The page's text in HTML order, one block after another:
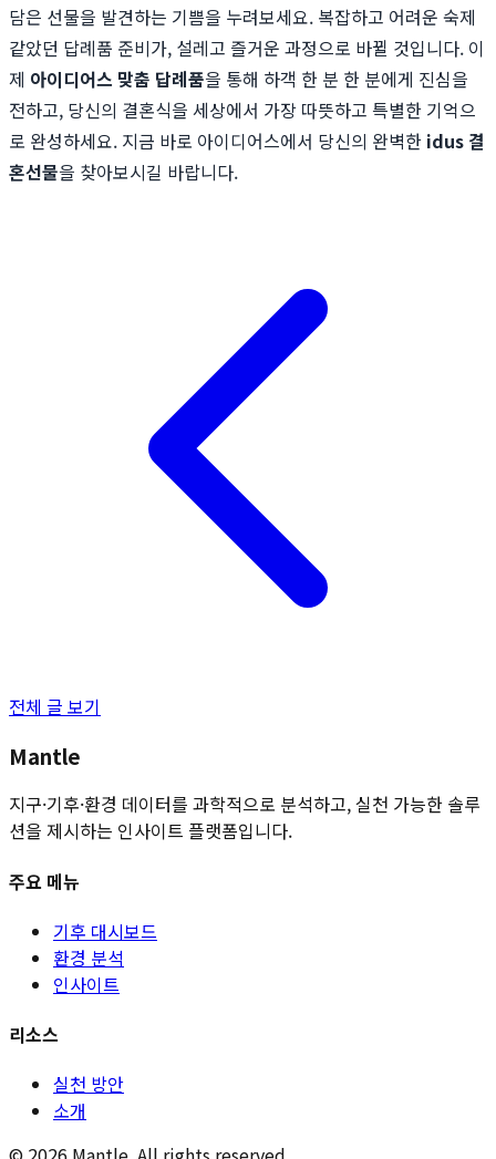
담은 선물을 발견하는 기쁨을 누려보세요. 복잡하고 어려운 숙제
같았던 답례품 준비가, 설레고 즐거운 과정으로 바뀔 것입니다. 이
제 아이디어스 맞춤 답례품을 통해 하객 한 분 한 분에게 진심을
전하고, 당신의 결혼식을 세상에서 가장 따뜻하고 특별한 기억으
로 완성하세요. 지금 바로 아이디어스에서 당신의 완벽한 idus 결
혼선물을 찾아보시길 바랍니다.
전체 글 보기
Mantle
지구·기후·환경 데이터를 과학적으로 분석하고, 실천 가능한 솔루
션을 제시하는 인사이트 플랫폼입니다.
주요 메뉴
기후 대시보드
환경 분석
인사이트
리소스
실천 방안
소개